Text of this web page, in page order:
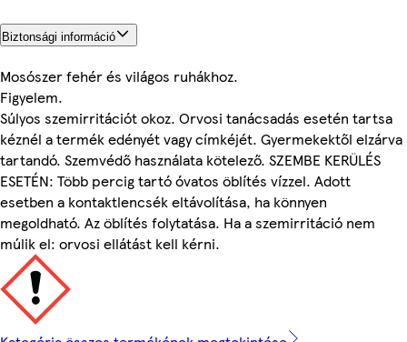
Biztonsági információ
Mosószer fehér és világos ruhákhoz.
Figyelem.
Súlyos szemirritációt okoz. Orvosi tanácsadás esetén tartsa
kéznél a termék edényét vagy címkéjét. Gyermekektől elzárva
tartandó. Szemvédő használata kötelező. SZEMBE KERÜLÉS
ESETÉN: Több percig tartó óvatos öblítés vízzel. Adott
esetben a kontaktlencsék eltávolítása, ha könnyen
megoldható. Az öblítés folytatása. Ha a szemirritáció nem
múlik el: orvosi ellátást kell kérni.